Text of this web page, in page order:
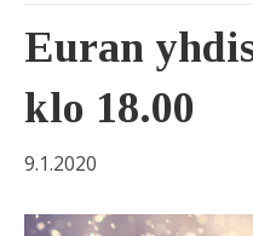
Euran
klo 18.00
9.1.2020